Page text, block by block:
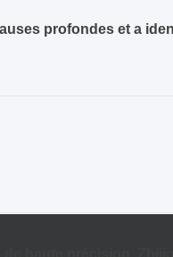
profondes et a